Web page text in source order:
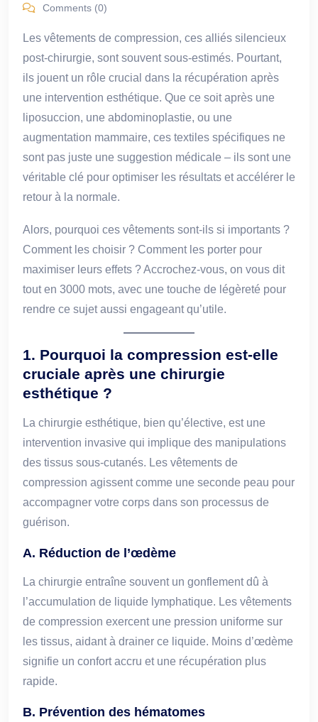
Comments (0)
Les vêtements de compression, ces alliés silencieux
post-chirurgie, sont souvent sous-estimés. Pourtant,
ils jouent un rôle crucial dans la récupération après
une intervention esthétique. Que ce soit après une
liposuccion, une abdominoplastie, ou une
augmentation mammaire, ces textiles spécifiques ne
sont pas juste une suggestion médicale – ils sont une
véritable clé pour optimiser les résultats et accélérer le
retour à la normale.
Alors, pourquoi ces vêtements sont-ils si importants ?
Comment les choisir ? Comment les porter pour
maximiser leurs effets ? Accrochez-vous, on vous dit
tout en 3000 mots, avec une touche de légèreté pour
rendre ce sujet aussi engageant qu’utile.
1. Pourquoi la compression est-elle
cruciale après une chirurgie
esthétique ?
La chirurgie esthétique, bien qu’élective, est une
intervention invasive qui implique des manipulations
des tissus sous-cutanés. Les vêtements de
compression agissent comme une seconde peau pour
accompagner votre corps dans son processus de
guérison.
A. Réduction de l’œdème
La chirurgie entraîne souvent un gonflement dû à
l’accumulation de liquide lymphatique. Les vêtements
de compression exercent une pression uniforme sur
les tissus, aidant à drainer ce liquide. Moins d’œdème
signifie un confort accru et une récupération plus
rapide.
B. Prévention des hématomes